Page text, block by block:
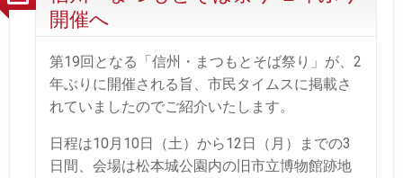
開催へ
第19回となる「信州・まつもとそば祭り」が、2
年ぶりに開催される旨、市民タイムスに掲載さ
れていましたのでご紹介いたします。
日程は10月10日（土）から12日（月）までの3
日間、会場は松本城公園内の旧市立博物館跡地